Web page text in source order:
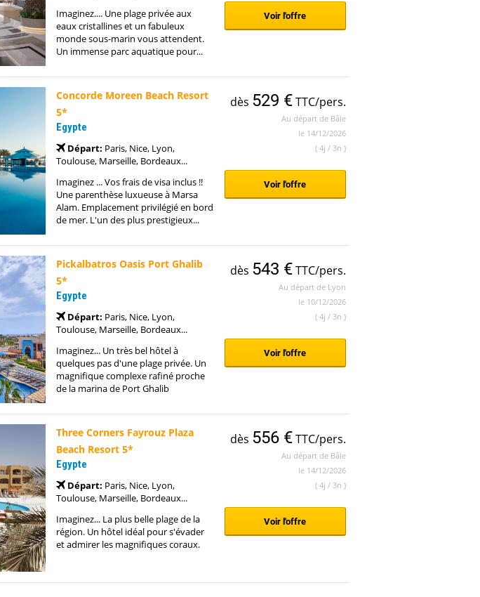
Imaginez.... Une plage privée aux
eaux cristallines et un fabuleux
monde sous-marin vous attendent.
Un immense parc aquatique pour...
Voir l'offre
Concorde Moreen Beach Resort
5*
Egypte
Départ: Paris, Nice, Lyon,
Toulouse, Marseille, Bordeaux...
Imaginez ... Vos frais de visa inclus !!
Une parenthèse luxueuse à Marsa
Alam. Emplacement privilégié en bord
de mer. L'un des plus prestigieux...
dès 529 €TTC/pers.
Au départ de Bâle
le 14/12/2026
( 4j / 3n )
Voir l'offre
Pickalbatros Oasis Port Ghalib
5*
Egypte
Départ: Paris, Nice, Lyon,
Toulouse, Marseille, Bordeaux...
Imaginez... Un très bel hôtel à
quelques pas d'une plage privée. Un
magnifique complexe rafiné proche
de la marina de Port Ghalib
dès 543 €TTC/pers.
Au départ de Lyon
le 10/12/2026
( 4j / 3n )
Voir l'offre
Three Corners Fayrouz Plaza
Beach Resort 5*
Egypte
Départ: Paris, Nice, Lyon,
Toulouse, Marseille, Bordeaux...
Imaginez... La plus belle plage de la
région. Un hôtel idéal pour s'évader
et admirer les magnifiques coraux.
dès 556 €TTC/pers.
Au départ de Bâle
le 14/12/2026
( 4j / 3n )
Voir l'offre